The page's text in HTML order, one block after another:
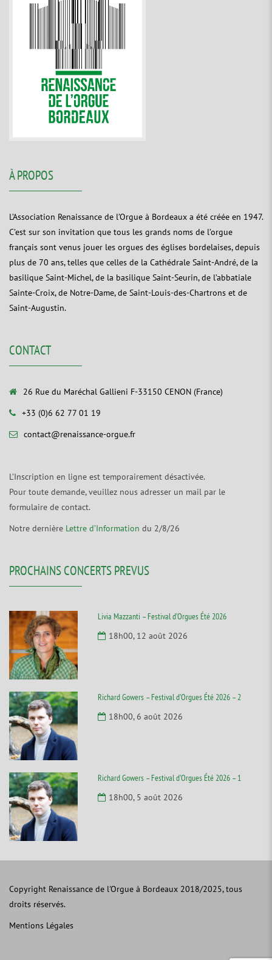
À PROPOS
L’Association Renaissance de l’Orgue à Bordeaux a été créée en 1947.
C’est sur son invitation que tous les grands noms de l’orgue
français sont venus jouer les orgues des églises bordelaises, depuis
plus de 70 ans, telles que celles de la Cathédrale Saint-André, de la
basilique Saint-Michel, de la basilique Saint-Seurin, de l’abbatiale
Sainte-Croix, de Notre-Dame, de Saint-Louis-des-Chartrons et de
Saint-Augustin.
CONTACT
26 Rue du Maréchal Gallieni F-33150 CENON (France)
+33 (0)6 62 77 01 19
contact@renaissance-orgue.fr
L’Inscription en ligne est temporairement désactivée.
Pour toute demande, veuillez nous adresser un mail par le
formulaire de contact.
Notre dernière Lettre d’Information du 2/8/26
PROCHAINS CONCERTS PREVUS
Livia Mazzanti – Festival d’Orgues Été 2026
18h00, 12 août 2026
Richard Gowers – Festival d’Orgues Été 2026 – 2
18h00, 6 août 2026
Richard Gowers – Festival d’Orgues Été 2026 – 1
18h00, 5 août 2026
Copyright Renaissance de l'Orgue à Bordeaux 2018/2025, tous
droits réservés.
Mentions Légales